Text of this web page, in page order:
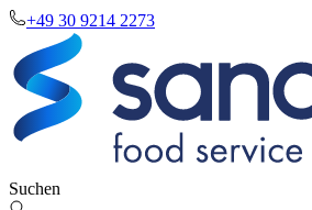
+49 30 9214 2273
Suchen